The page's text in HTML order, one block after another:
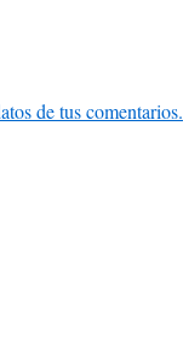
de tus comentarios.